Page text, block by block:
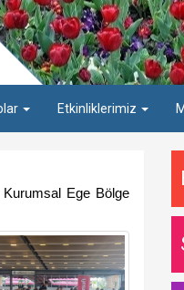
Etkinliklerimiz
Kurumsal Ege Bölge